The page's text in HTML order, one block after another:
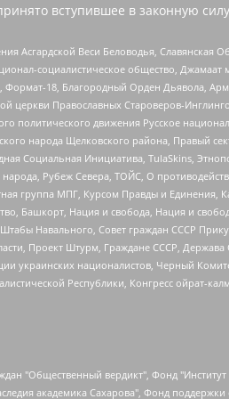
вступившее в законную
Асгардской Веси Беловодья,
социалистическое общество,
18, Благородный Орден Дьявола,
церкви Православных Староверов-
политического движения Русское
народа Щелковского района, Правый
Социальная Инициатива, TulaSkins,
Рубеж Севера, ТОЙС, О
группа МПГ, Курсом Правды и Единения,
Башкорт, Нация и свобода, Нация и
Навального, Совет граждан СССР
Проект Штурм, Граждане СССР, Держава
националистов, Черный
Республики, Конгресс ойрат-
ответственностью "МЕМО", Перл Роман Александрович, Симонов Евгений Алексеевич, Соловьева Елена Анатольевна, Сотников Даниил Владимирович, Сурначева Елизавета Дмитриевна, Автономная некоммерческая организация по защите прав человека и информированию населения "Якутия – Наше Мнение", Общество с ограниченной ответственностью "Москоу диджитал медиа", с 26.01.2023 Общество с ограниченной ответственностью "Чайка Белые сады", Ветошкина Валерия Валерьевна, Заговора Максим Александрович, Межрегиональное общественное движение "Российская ЛГБТ - сеть", Оленичев Максим Владимирович, Павлов Иван Юрьевич, Скворцова Елена Сергеевна, Общество с ограниченной ответственностью "Как бы инагент", Кочетков Игорь Викторович, Общество с ограниченной ответственностью "Честные выборы", Еланчик Олег Александрович, Общество с ограниченной ответственностью "Нобелевский призыв", Гималова Регина Эмилевна, Григорьев Андрей Валерьевич, Григорьева Алина Александровна, Ассоциация по содействию защите прав призывников, альтернативнослужащих и военнослужащих "Правозащитная группа "Гражданин.Армия.Право", Хисамова Регина Фаритовна, Автономная некоммерческая организация по реализации социально-правовых программ "Лилит", Дальневосточное общественное движение "Маяк", Санкт-Петербургская ЛГБТ-инициативная группа "Выход", Инициативная группа ЛГБТ+ "Реверс", Алексеев Андрей Викторович, Бекбулатова Таисия Львовна, Беляев Иван Михайлович, Владыкина Елена Сергеевна, Гельман Марат Александрович, Никульшина Вероника Юрьевна, Толоконникова Надежда Андреевна, Шендерович Виктор Анатольевич, Общество с ограниченной ответственностью "Данное сообщение", Общество с ограниченной ответственностью Издательский дом "Новая глава", Айнбиндер Александра Александровна, Московский комьюнити-центр для ЛГБТ+инициатив, Благотворительный фонд развития филантропии, Deutsche